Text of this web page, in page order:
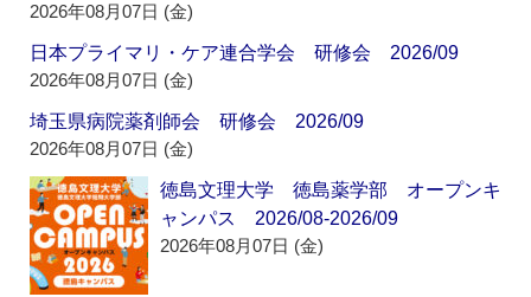
2026年08月07日 (金)
日本プライマリ・ケア連合学会 研修会 2026/09
2026年08月07日 (金)
埼玉県病院薬剤師会 研修会 2026/09
2026年08月07日 (金)
徳島文理大学 徳島薬学部 オープンキ
ャンパス 2026/08-2026/09
2026年08月07日 (金)